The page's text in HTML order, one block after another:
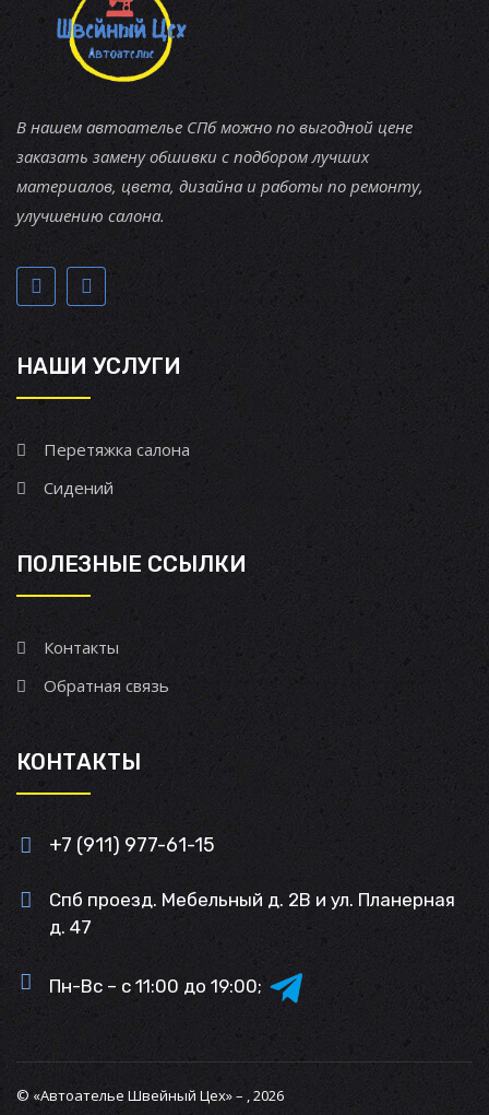
В нашем автоателье СПб можно по выгодной цене
заказать замену обшивки с подбором лучших
материалов, цвета, дизайна и работы по ремонту,
улучшению салона.
НАШИ УСЛУГИ
Перетяжка салона
Сидений
ПОЛЕЗНЫЕ ССЫЛКИ
Контакты
Обратная связь
КОНТАКТЫ
+7 (911) 977-61-15
Спб проезд. Мебельный д. 2В и ул. Планерная
д. 47
Пн-Вс – с 11:00 до 19:00;
© «Автоателье Швейный Цех» – , 2026